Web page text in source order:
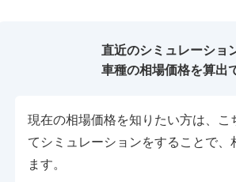
直近のシミュレーショ
車種の相場価格を算出
現在の相場価格を知りたい方は、
てシミュレーションをすることで
ます。